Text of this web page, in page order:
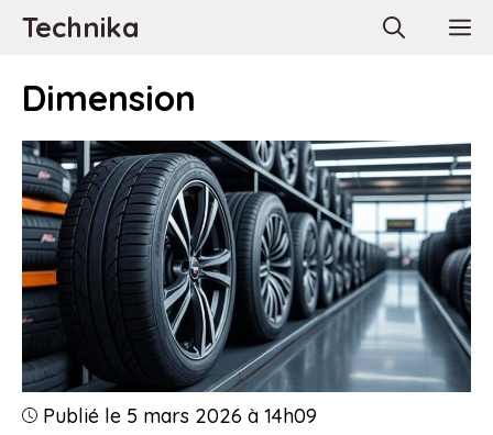
AllerTechnika
Dimension
Publié le 5 mars 2026 à 14h09